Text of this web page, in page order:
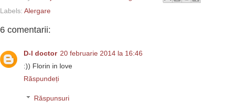
Labels: Alergare
6 comentarii:
D-l doctor 20 februarie 2014 la 16:46
:)) Florin in love
Răspundeți
Răspunsuri